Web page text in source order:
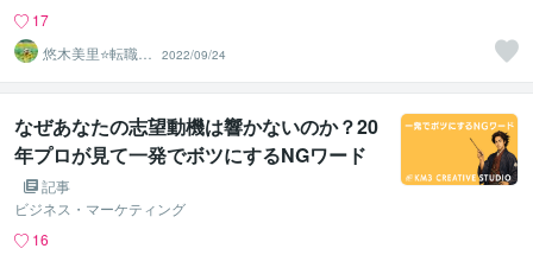
17
悠木美里⭐️転職専
門・紫微斗数占
い師
2022/09/24
なぜあなたの志望動機は響かないのか？20
年プロが見て一発でボツにするNGワード
と改善法
記事
ビジネス・マーケティング
16